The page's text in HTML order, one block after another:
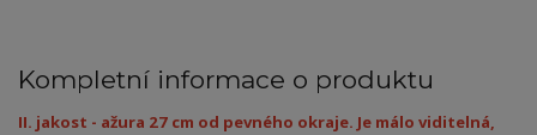
Kompletní informace o produktu
II. jakost - ažura 27 cm od pevného okraje. Je málo viditelná,